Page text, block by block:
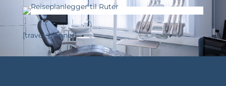
[travel_planner]